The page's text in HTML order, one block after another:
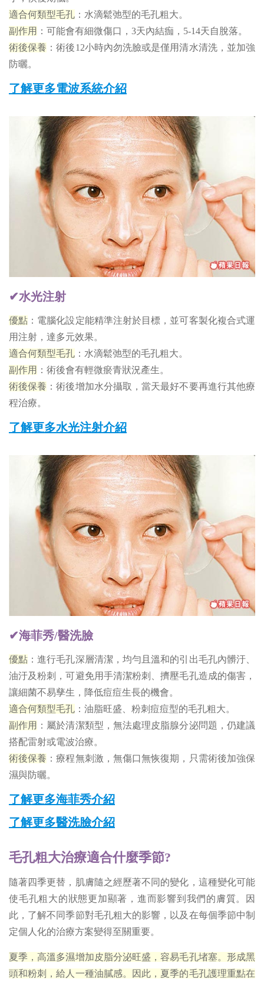
適合何類型毛孔 ：水滴鬆弛型的毛孔粗大。
副作用 ：可能會有細微傷口，3天內結痂，5-14天自脫落。
術後保養 ：術後12小時內勿洗臉或是僅用清水清洗，並加強
防曬。
了解更多電波系統介紹
✔水光注射
優點 ：電腦化設定能精準注射於目標，並可客製化複合式運
用注射，達多元效果。
適合何類型毛孔 ：水滴鬆弛型的毛孔粗大。
副作用 ：術後會有輕微瘀青狀況產生。
術後保養 ：術後增加水分攝取，當天最好不要再進行其他療
程治療。
了解更多水光注射介紹
✔海菲秀/醫洗臉
優點 ：進行毛孔深層清潔，均勻且溫和的引出毛孔內髒汙、
油汙及粉刺，可避免用手清潔粉刺、擠壓毛孔造成的傷害，
讓細菌不易孳生，降低痘痘生長的機會。
適合何類型毛孔 ：油脂旺盛、粉刺痘痘型的毛孔粗大。
副作用 ：屬於清潔類型，無法處理皮脂腺分泌問題，仍建議
搭配雷射或電波治療。
術後保養 ：療程無刺激，無傷口無恢復期，只需術後加強保
濕與防曬。
了解更多海菲秀介紹
了解更多醫洗臉介紹
毛孔粗大治療適合什麼季節?
隨著四季更替，肌膚隨之經歷著不同的變化，這種變化可能
使毛孔粗大的狀態更加顯著，進而影響到我們的膚質。因
此，了解不同季節對毛孔粗大的影響，以及在每個季節中制
定個人化的治療方案變得至關重要。
夏季，高溫多濕增加皮脂分泌旺盛，容易毛孔堵塞。形成黑
頭和粉刺，給人一種油膩感。因此，夏季的毛孔護理重點在